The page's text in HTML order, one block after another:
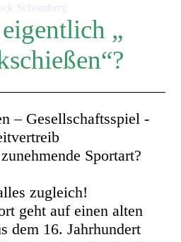
Schömberg
„
– Gesellschaftsspiel -
Sportart?
zugleich!
geht auf einen alten
dem 16. Jahrhundert